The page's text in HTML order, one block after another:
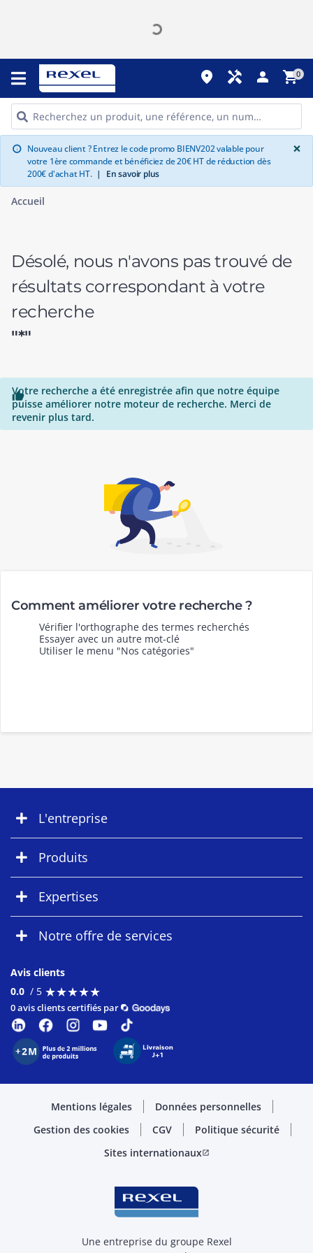
place handyman person shopping_cart0
info Nouveau client ? Entrez le code promo BIENV202 valable pour
votre 1ère commande et bénéficiez de 20€ HT de réduction dès
200€ d'achat HT. | En savoir plus
×
Accueil
Désolé, nous n'avons pas trouvé de
résultats correspondant à votre
recherche
"*"

Votre recherche a été enregistrée afin que notre équipe
puisse améliorer notre moteur de recherche. Merci de
revenir plus tard.
Comment améliorer votre recherche ?
Vérifier l'orthographe des termes recherchés
Essayer avec un autre mot-clé
Utiliser le menu "Nos catégories"
L'entreprise
Produits
Expertises
Notre offre de services
Avis clients
0.0 / 5 ★★★★★
★★★★★
0 avis clients certifiés par
Mentions légales
Données personnelles
Gestion des cookies
CGV
Politique sécurité
Sites internationauxopen_in_new
Une entreprise du groupe Rexel